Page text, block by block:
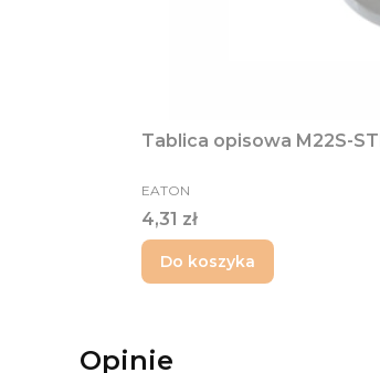
Tablica opisowa M22S-
PRODUCENT
EATON
Cena
4,31 zł
Do koszyka
Opinie